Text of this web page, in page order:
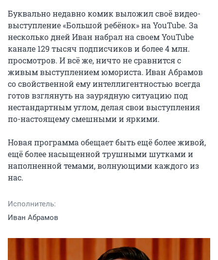
Буквально недавно комик выложил своё видео-
выступление «Большой ребёнок» на YouTube. За
несколько дней Иван набрал на своем YouTube
канале 129 тысяч подписчиков и более 4 млн.
просмотров. И всё же, ничто не сравнится с
живым выступлением юмориста. Иван Абрамов
со свойственной ему интеллигентностью всегда
готов взглянуть на заурядную ситуацию под
нестандартным углом, делая свои выступления
по-настоящему смешными и яркими.
Новая программа обещает быть ещё более живой,
ещё более насыщенной трушными шутками и
наполненной темами, волнующими каждого из
нас.
Исполнитель:
Иван Абрамов